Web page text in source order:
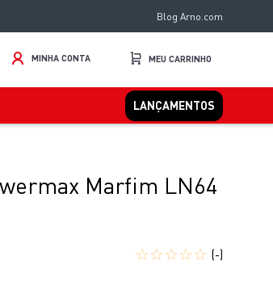
Blog Arno.com
MINHA CONTA
LANÇAMENTOS
Marfim LN64
☆☆☆☆☆ (-)